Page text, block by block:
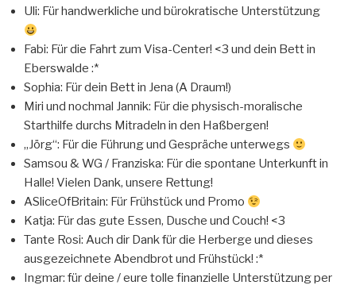
Uli: Für handwerkliche und bürokratische Unterstützung
Fabi: Für die Fahrt zum Visa-Center! <3 und dein Bett in
Eberswalde :*
Sophia: Für dein Bett in Jena (A Draum!)
Miri und nochmal Jannik: Für die physisch-moralische
Starthilfe durchs Mitradeln in den Haßbergen!
„Jörg“: Für die Führung und Gespräche unterwegs
Samsou & WG / Franziska: Für die spontane Unterkunft in
Halle! Vielen Dank, unsere Rettung!
ASliceOfBritain: Für Frühstück und Promo
Katja: Für das gute Essen, Dusche und Couch! <3
Tante Rosi: Auch dir Dank für die Herberge und dieses
ausgezeichnete Abendbrot und Frühstück! :*
Ingmar: für deine / eure tolle finanzielle Unterstützung per